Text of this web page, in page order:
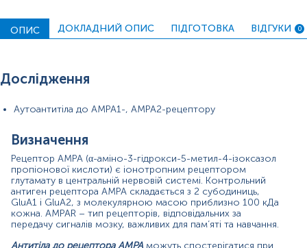
проблеми з пам'яттю
зміна настрою і поведінки
незвичні симптоми, такі як дисфагія (утруднене
ковтання) і глухота.
Захворювання частіше зустрічається у жінок. Вік
пацієнтів на момент встановлення діагнозу відповідно
до проведених досліджень становив 38-87 років (у
середньому 60 років).
Більше половини пацієнтів з виявленими антитілами
проти рецептора AMPA 1/2 мають пухлини (наприклад,
ОПИС ДОКЛАДНИЙ ОПИС ПІДГОТОВКА ВІДГУКИ 0
Дослідження
Аутоантитіла до AMPA1-, AMPA2-рецептору
Визначення
Рецептор AMPA (α-аміно-3-гідрокси-5-метил-4-ізоксазол
пропіонової кислоти) є іонотропним рецептором
глутамату в центральній нервовій системі. Контрольний
антиген рецептора AMPA складається з 2 субодиниць,
GluA1 і GluA2, з молекулярною масою приблизно 100 кДа
кожна. AMPAR – тип рецепторів, відповідальних за
передачу сигналів мозку, важливих для пам’яті та навчання.